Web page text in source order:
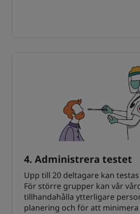
4. Administrera testet
Upp till 20 deltagare kan
För större grupper kan vår
tillhandahålla ytterligare
planering och för att